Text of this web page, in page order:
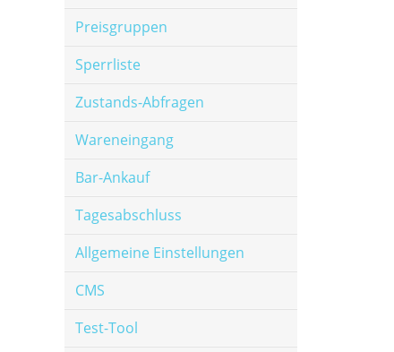
Preisgruppen
Sperrliste
Zustands-Abfragen
Wareneingang
Bar-Ankauf
Tagesabschluss
Allgemeine Einstellungen
CMS
Test-Tool